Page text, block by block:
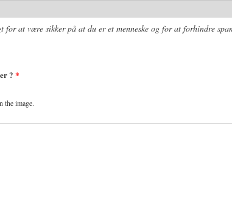
for at være sikker på at du er et menneske og for at forhindre
? *
the image.